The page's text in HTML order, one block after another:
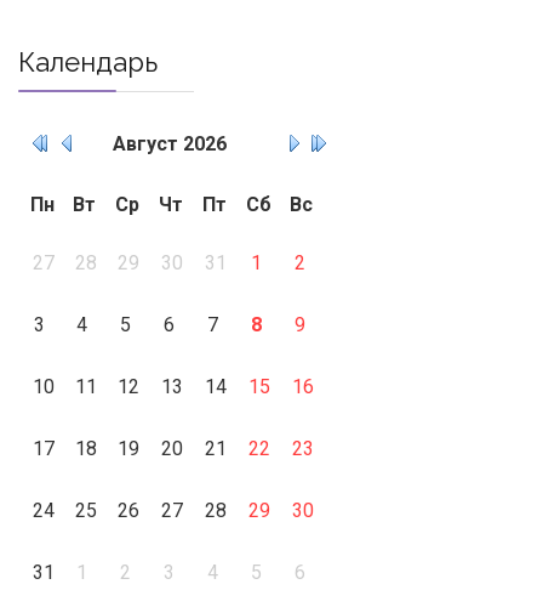
Календарь
Август 2026
Пн Вт Ср Чт Пт Сб Вс
27 28 29 30 31 1 2
3 4 5 6 7 8 9
10 11 12 13 14 15 16
17 18 19 20 21 22 23
24 25 26 27 28 29 30
31 1 2 3 4 5 6